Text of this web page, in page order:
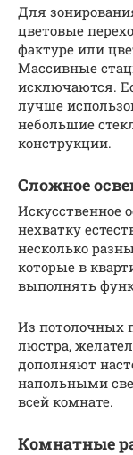
Для
цветовые
фактуре или
Массивные
исключаются.
лучше
небольшие
конструкции.
Сложное
Искусственное
нехватку
несколько
которые в
выполнять
Из потолочных
люстра,
дополняют
напольными
всей комнате.
Комнатные